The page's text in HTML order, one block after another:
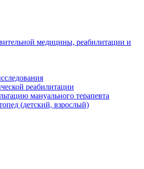
медицины, реабилитации и
реабилитации
мануального терапевта
(детский, взрослый)